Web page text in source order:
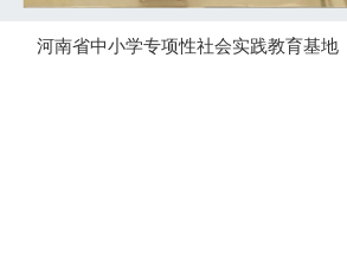
河南省中小学专项性社会实践教育基地